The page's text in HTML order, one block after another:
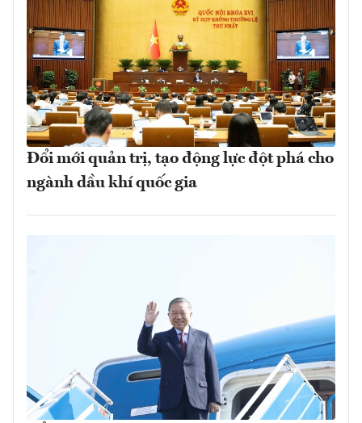
Đổi mới quản trị, tạo động lực đột phá cho
ngành dầu khí quốc gia